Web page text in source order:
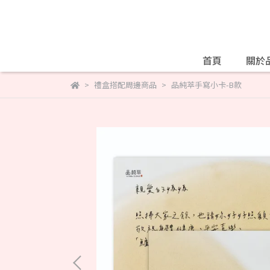
首頁 關於
禮盒搭配周邊商品 品純萃手寫小卡-B款